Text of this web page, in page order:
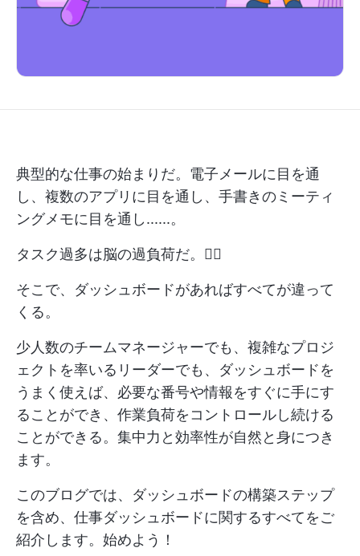
典型的な仕事の始まりだ。電子メールに目を通
し、複数のアプリに目を通し、手書きのミーティ
ングメモに目を通し......。
タスク過多は脳の過負荷だ。😶‍🌫️
そこで、ダッシュボードがあればすべてが違って
くる。
少人数のチームマネージャーでも、複雑なプロジ
ェクトを率いるリーダーでも、ダッシュボードを
うまく使えば、必要な番号や情報をすぐに手にす
ることができ、作業負荷をコントロールし続ける
ことができる。集中力と効率性が自然と身につき
ます。
このブログでは、ダッシュボードの構築ステップ
を含め、仕事ダッシュボードに関するすべてをご
紹介します。始めよう！